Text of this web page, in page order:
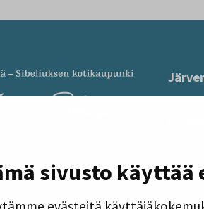
sivusto käyttää
ma–to